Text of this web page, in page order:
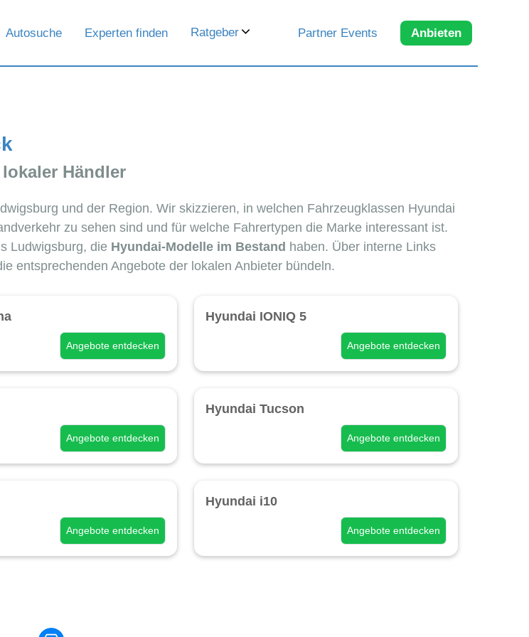
Autosuche Experten finden Ratgeber Partner Events Anbieten
Händler
und der Region. Wir skizzieren, in welchen Fahrzeugklassen Hyundai
zu sehen sind und für welche Fahrertypen die Marke interessant ist.
Ludwigsburg, die Hyundai-Modelle im Bestand haben. Über interne Links
entsprechenden Angebote der lokalen Anbieter bündeln.
Angebote entdecken
Hyundai IONIQ 5
Angebote entdecken
Angebote entdecken
Hyundai Tucson
Angebote entdecken
Angebote entdecken
Hyundai i10
Angebote entdecken